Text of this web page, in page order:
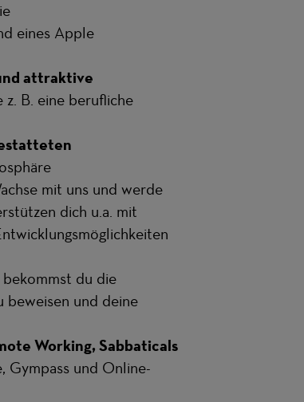
eines Apple
attraktive
z. B. eine berufliche
mit uns und werde
dich u.a. mit
du die
beweisen und deine
Working, Sabbaticals
Gympass und Online-